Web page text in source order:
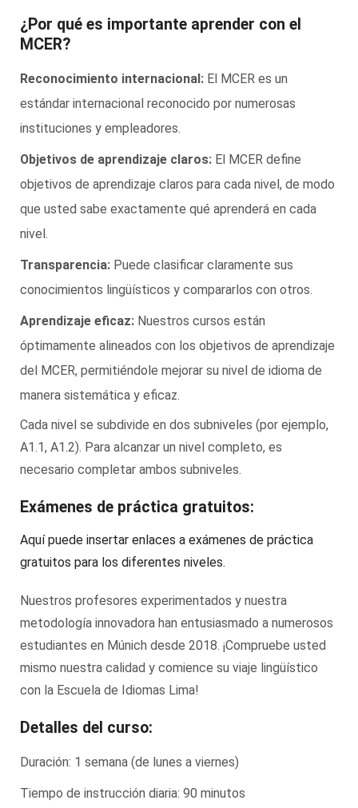
¿Por qué es importante aprender con el
MCER?
Reconocimiento internacional: El MCER es un
estándar internacional reconocido por numerosas
instituciones y empleadores.
Objetivos de aprendizaje claros: El MCER define
objetivos de aprendizaje claros para cada nivel, de modo
que usted sabe exactamente qué aprenderá en cada
nivel.
Transparencia: Puede clasificar claramente sus
conocimientos lingüísticos y compararlos con otros.
Aprendizaje eficaz: Nuestros cursos están
óptimamente alineados con los objetivos de aprendizaje
del MCER, permitiéndole mejorar su nivel de idioma de
manera sistemática y eficaz.
Cada nivel se subdivide en dos subniveles (por ejemplo,
A1.1, A1.2). Para alcanzar un nivel completo, es
necesario completar ambos subniveles.
Exámenes de práctica gratuitos:
Aquí puede insertar enlaces a exámenes de práctica
gratuitos para los diferentes niveles.
Nuestros profesores experimentados y nuestra
metodología innovadora han entusiasmado a numerosos
estudiantes en Múnich desde 2018. ¡Compruebe usted
mismo nuestra calidad y comience su viaje lingüístico
con la Escuela de Idiomas Lima!
Detalles del curso:
Duración: 1 semana (de lunes a viernes)
Tiempo de instrucción diaria: 90 minutos